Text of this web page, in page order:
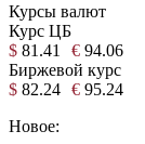
Курсы валют
Курс ЦБ
$ 81.41 € 94.06
Биржевой курс
$ 82.24 € 95.24
Новое: